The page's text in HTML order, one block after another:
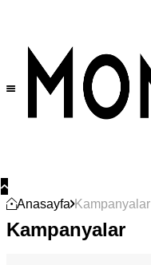
Anasayfa Kampanyalar
Kampanyalar